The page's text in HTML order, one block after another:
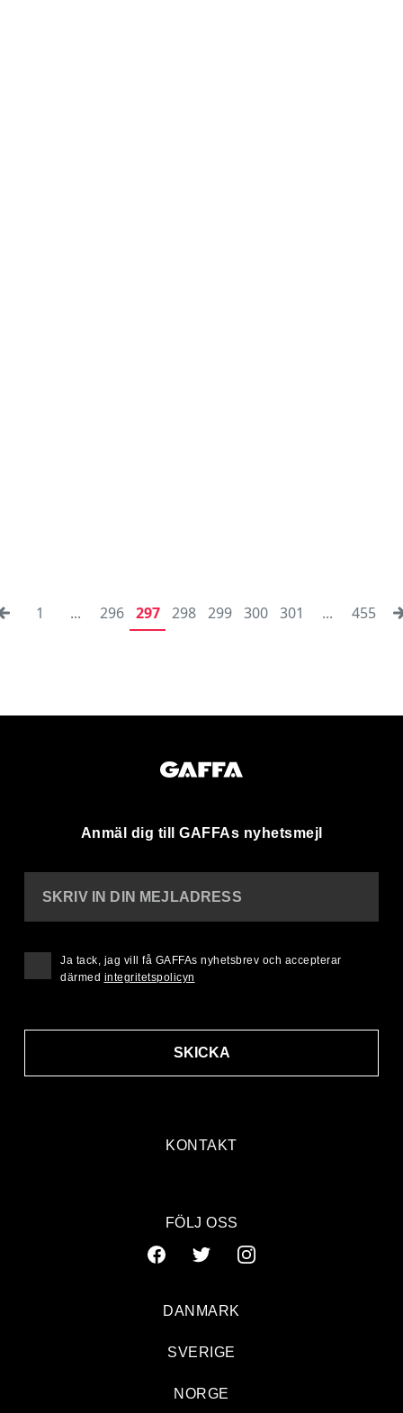
1 ... 296 297 298 299 300 301 ... 455
Anmäl dig till GAFFAs nyhetsmejl
KONTAKT
SKRIV IN DIN MEJLADRESS
SKICKA
Ja tack, jag vill få GAFFAs nyhetsbrev och accepterar
därmed integritetspolicyn
FÖLJ OSS
DANMARK
SVERIGE
NORGE